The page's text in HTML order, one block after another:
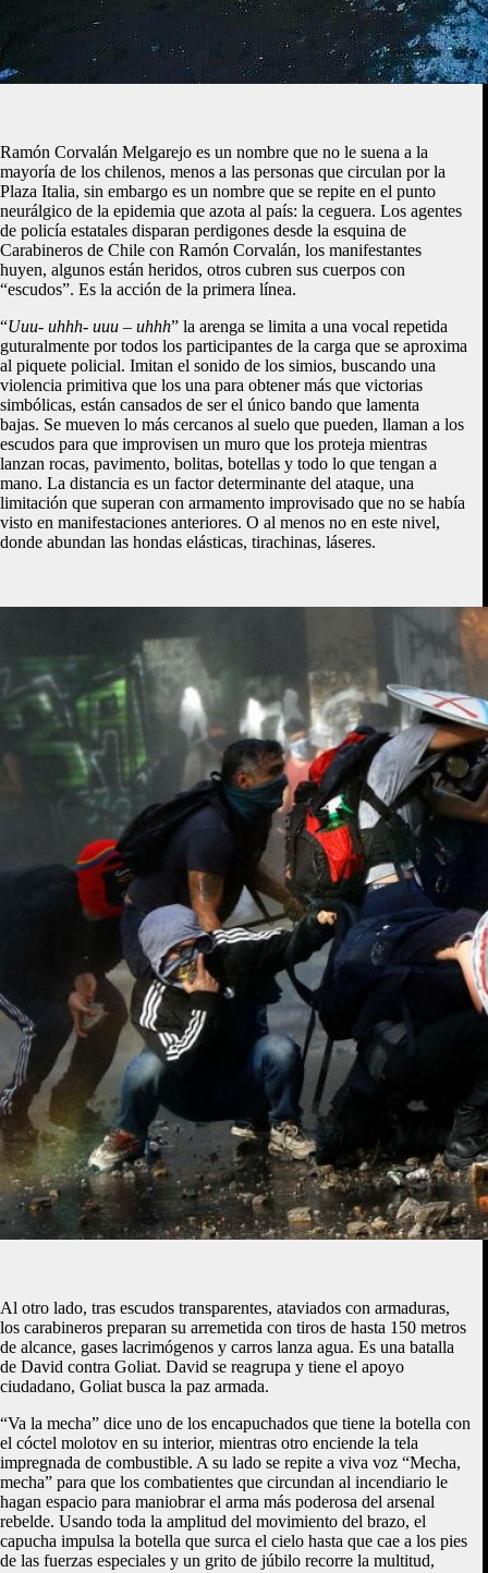
Ramón Corvalán Melgarejo es un nombre que no le suena a la
mayoría de los chilenos, menos a las personas que circulan por la
Plaza Italia, sin embargo es un nombre que se repite en el punto
neurálgico de la epidemia que azota al país: la ceguera. Los agentes
de policía estatales disparan perdigones desde la esquina de
Carabineros de Chile con Ramón Corvalán, los manifestantes
huyen, algunos están heridos, otros cubren sus cuerpos con
“escudos”. Es la acción de la primera línea.
“Uuu- uhhh- uuu – uhhh” la arenga se limita a una vocal repetida
guturalmente por todos los participantes de la carga que se aproxima
al piquete policial. Imitan el sonido de los simios, buscando una
violencia primitiva que los una para obtener más que victorias
simbólicas, están cansados de ser el único bando que lamenta
bajas. Se mueven lo más cercanos al suelo que pueden, llaman a los
escudos para que improvisen un muro que los proteja mientras
lanzan rocas, pavimento, bolitas, botellas y todo lo que tengan a
mano. La distancia es un factor determinante del ataque, una
limitación que superan con armamento improvisado que no se había
visto en manifestaciones anteriores. O al menos no en este nivel,
donde abundan las hondas elásticas, tirachinas, láseres.
Al otro lado, tras escudos transparentes, ataviados con armaduras,
los carabineros preparan su arremetida con tiros de hasta 150 metros
de alcance, gases lacrimógenos y carros lanza agua. Es una batalla
de David contra Goliat. David se reagrupa y tiene el apoyo
ciudadano, Goliat busca la paz armada.
“Va la mecha” dice uno de los encapuchados que tiene la botella con
el cóctel molotov en su interior, mientras otro enciende la tela
impregnada de combustible. A su lado se repite a viva voz “Mecha,
mecha” para que los combatientes que circundan al incendiario le
hagan espacio para maniobrar el arma más poderosa del arsenal
rebelde. Usando toda la amplitud del movimiento del brazo, el
capucha impulsa la botella que surca el cielo hasta que cae a los pies
de las fuerzas especiales y un grito de júbilo recorre la multitud,